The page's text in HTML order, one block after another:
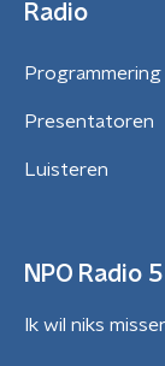
Radio
Programmering
Presentatoren
Luisteren
NPO Radio
Ik wil niks